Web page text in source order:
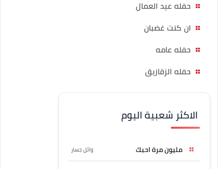
حفله عيد العمال
ان كنت غضبان
حفله عامه
حفله الزقازيق
الاكثر شعبية اليوم
مليون مرة احبك وائل جسار